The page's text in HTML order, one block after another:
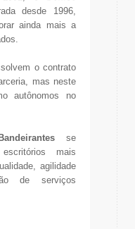
desde 1996,
ainda mais a
o contrato
mas neste
autônomos no
se
mais
agilidade
de serviços